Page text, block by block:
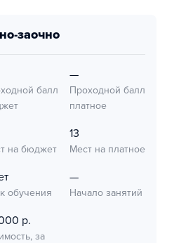
заочно
балл
—
Проходной балл
платное
на бюджет
13
Мест на платное
обучения
—
Начало занятий
р.
за